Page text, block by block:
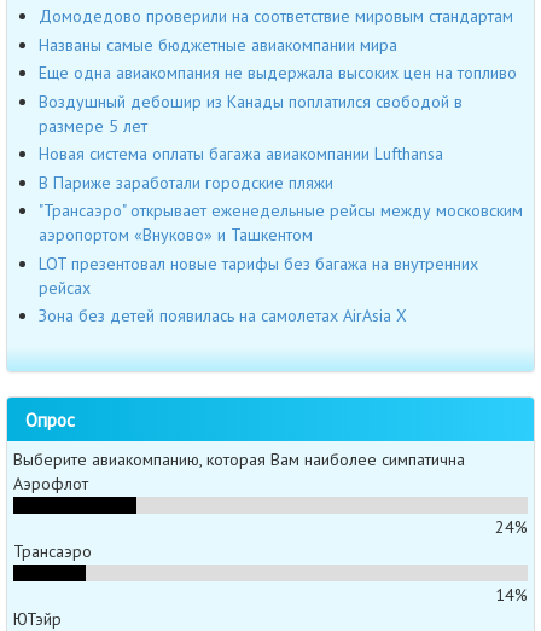
Домодедово проверили на соответствие мировым стандартам
Названы самые бюджетные авиакомпании мира
Еще одна авиакомпания не выдержала высоких цен на топливо
Воздушный дебошир из Канады поплатился свободой в
размере 5 лет
Новая система оплаты багажа авиакомпании Lufthansa
В Париже заработали городские пляжи
"Трансаэро" открывает еженедельные рейсы между московским
аэропортом «Внуково» и Ташкентом
LOT презентовал новые тарифы без багажа на внутренних
рейсах
Зона без детей появилась на самолетах AirAsia Х
Опрос
Выберите авиакомпанию, которая Вам наиболее симпатична
Аэрофлот
24%
Трансаэро
14%
ЮТэйр